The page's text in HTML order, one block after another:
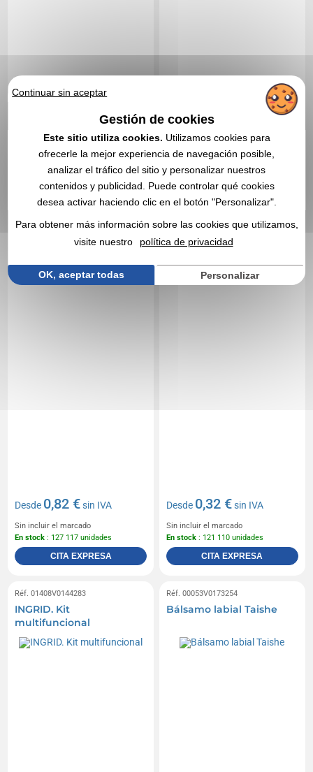
sin IVA
Sin incluir el marcado
En stock: 131 818 unidades
CITA EXPRESA
Desde0,35 €
Sin incluir el marcado
En stock: 127 663 unidades
CITA EXPRESA
BALM - Bálsamo labial
Desde 0,82 €sin IVA
Sin incluir el marcado
En stock : 127 117 unidades
CITA EXPRESA
Bálsamo labial - Galax
Desde 0,32 €sin IVA
Sin incluir el marcado
En stock : 121 110 unidades
CITA EXPRESA
Réf. 01408V0144283
INGRID. Kit
multifuncional
Réf. 00053V0173254
Bálsamo labial Taishe
Continuar sin aceptar
Gestión de cookies
Este sitio utiliza cookies. Utilizamos cookies para
ofrecerle la mejor experiencia de navegación posible,
analizar el tráfico del sitio y personalizar nuestros
contenidos y publicidad. Puede controlar qué cookies
desea activar haciendo clic en el botón "Personalizar".
Para obtener más información sobre las cookies que utilizamos,
visite nuestro
política de privacidad
OK, aceptar todas Personalizar